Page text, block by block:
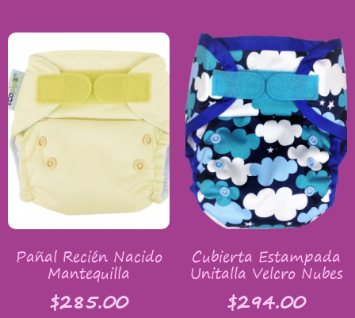
Pañal Recién Nacido
Mantequilla
$285.00
Cubierta Estampada
Unitalla Velcro Nubes
$294.00